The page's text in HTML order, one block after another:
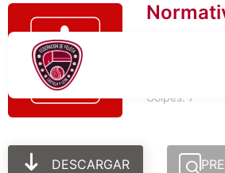
Golpes: 7
DESCARGAR